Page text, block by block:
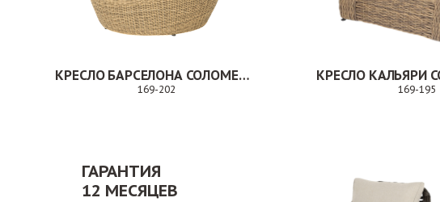
КРЕСЛО БАРСЕЛОНА СОЛОМЕННЫЙ
169-202 169-195
ГАРАНТИЯ
12 МЕСЯЦЕВ